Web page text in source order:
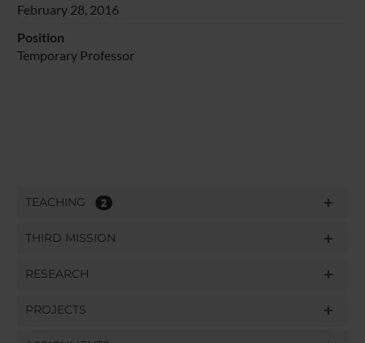
February 28, 2016
Position
Temporary Professor
TEACHING 2
THIRD MISSION
RESEARCH
PROJECTS